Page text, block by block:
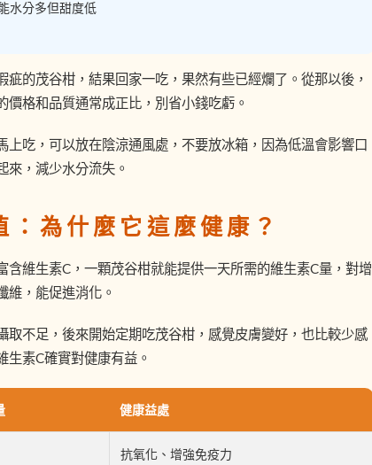
水分多但甜度低
的茂谷柑，結果回家一吃，果然有些已經爛了。從那以後，
格和品質通常成正比，別省小錢吃虧。
上吃，可以放在陰涼通風處，不要放冰箱，因為低溫會影響口
來，減少水分流失。
為什麼它這麼健康？
含維生素C，一顆茂谷柑就能提供一天所需的維生素C量，對增
維，能促進消化。
取不足，後來開始定期吃茂谷柑，感覺皮膚變好，也比較少感
生素C確實對健康有益。
健康益處
抗氧化、增強免疫力